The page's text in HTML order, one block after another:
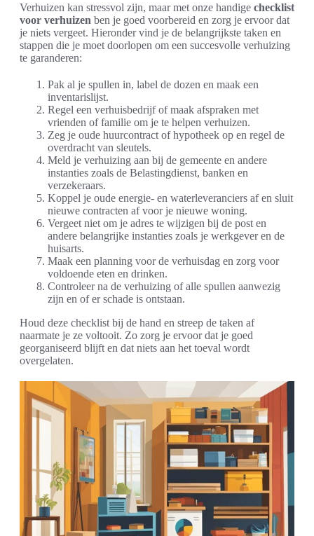
Verhuizen kan stressvol zijn, maar met onze handige checklist
voor verhuizen ben je goed voorbereid en zorg je ervoor dat
je niets vergeet. Hieronder vind je de belangrijkste taken en
stappen die je moet doorlopen om een succesvolle verhuizing
te garanderen:
Pak al je spullen in, label de dozen en maak een
inventarislijst.
Regel een verhuisbedrijf of maak afspraken met
vrienden of familie om je te helpen verhuizen.
Zeg je oude huurcontract of hypotheek op en regel de
overdracht van sleutels.
Meld je verhuizing aan bij de gemeente en andere
instanties zoals de Belastingdienst, banken en
verzekeraars.
Koppel je oude energie- en waterleveranciers af en sluit
nieuwe contracten af voor je nieuwe woning.
Vergeet niet om je adres te wijzigen bij de post en
andere belangrijke instanties zoals je werkgever en de
huisarts.
Maak een planning voor de verhuisdag en zorg voor
voldoende eten en drinken.
Controleer na de verhuizing of alle spullen aanwezig
zijn en of er schade is ontstaan.
Houd deze checklist bij de hand en streep de taken af
naarmate je ze voltooit. Zo zorg je ervoor dat je goed
georganiseerd blijft en dat niets aan het toeval wordt
overgelaten.